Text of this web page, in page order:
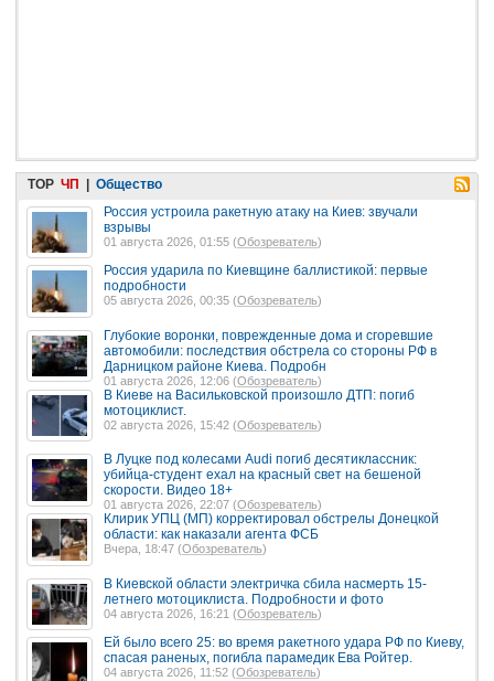
TOP ЧП | Общество
Россия устроила ракетную атаку на Киев: звучали
взрывы
01 августа 2026, 01:55 (Обозреватель)
Россия ударила по Киевщине баллистикой: первые
подробности
05 августа 2026, 00:35 (Обозреватель)
Глубокие воронки, поврежденные дома и сгоревшие
автомобили: последствия обстрела со стороны РФ в
Дарницком районе Киева. Подробн
01 августа 2026, 12:06 (Обозреватель)
В Киеве на Васильковской произошло ДТП: погиб
мотоциклист.
02 августа 2026, 15:42 (Обозреватель)
В Луцке под колесами Audi погиб десятиклассник:
убийца-студент ехал на красный свет на бешеной
скорости. Видео 18+
01 августа 2026, 22:07 (Обозреватель)
Клирик УПЦ (МП) корректировал обстрелы Донецкой
области: как наказали агента ФСБ
Вчера, 18:47 (Обозреватель)
В Киевской области электричка сбила насмерть 15-
летнего мотоциклиста. Подробности и фото
04 августа 2026, 16:21 (Обозреватель)
Ей было всего 25: во время ракетного удара РФ по Киеву,
спасая раненых, погибла парамедик Ева Ройтер.
04 августа 2026, 11:52 (Обозреватель)